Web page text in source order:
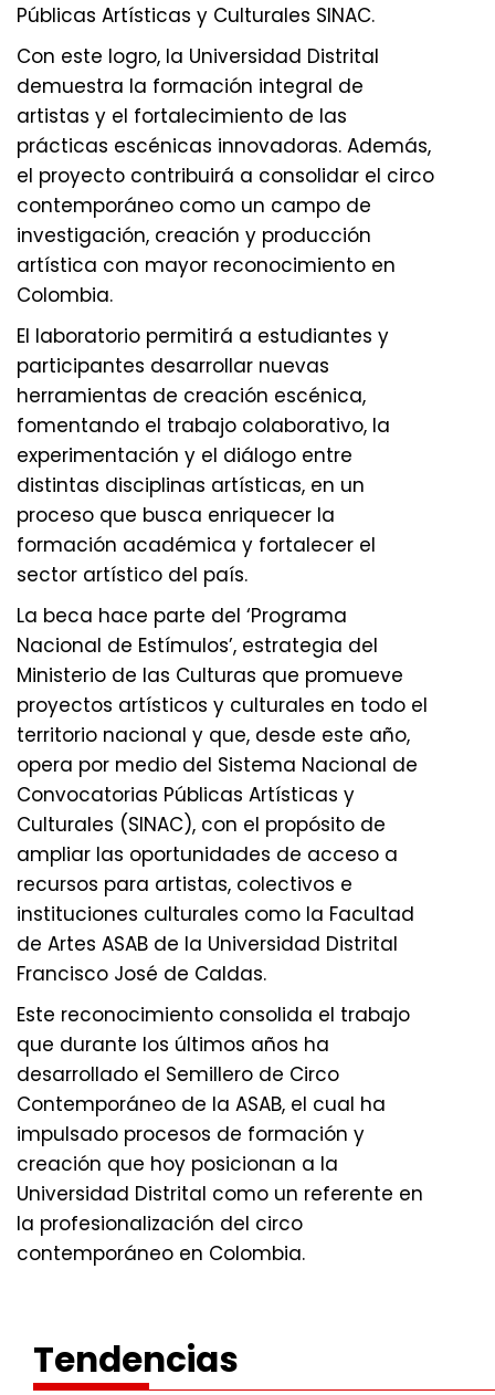
Públicas Artísticas y Culturales SINAC.
Con este logro, la Universidad Distrital
demuestra la formación integral de
artistas y el fortalecimiento de las
prácticas escénicas innovadoras. Además,
el proyecto contribuirá a consolidar el circo
contemporáneo como un campo de
investigación, creación y producción
artística con mayor reconocimiento en
Colombia.
El laboratorio permitirá a estudiantes y
participantes desarrollar nuevas
herramientas de creación escénica,
fomentando el trabajo colaborativo, la
experimentación y el diálogo entre
distintas disciplinas artísticas, en un
proceso que busca enriquecer la
formación académica y fortalecer el
sector artístico del país.
La beca hace parte del ‘Programa
Nacional de Estímulos’, estrategia del
Ministerio de las Culturas que promueve
proyectos artísticos y culturales en todo el
territorio nacional y que, desde este año,
opera por medio del Sistema Nacional de
Convocatorias Públicas Artísticas y
Culturales (SINAC), con el propósito de
ampliar las oportunidades de acceso a
recursos para artistas, colectivos e
instituciones culturales como la Facultad
de Artes ASAB de la Universidad Distrital
Francisco José de Caldas.
Este reconocimiento consolida el trabajo
que durante los últimos años ha
desarrollado el Semillero de Circo
Contemporáneo de la ASAB, el cual ha
impulsado procesos de formación y
creación que hoy posicionan a la
Universidad Distrital como un referente en
la profesionalización del circo
contemporáneo en Colombia.
Tendencias